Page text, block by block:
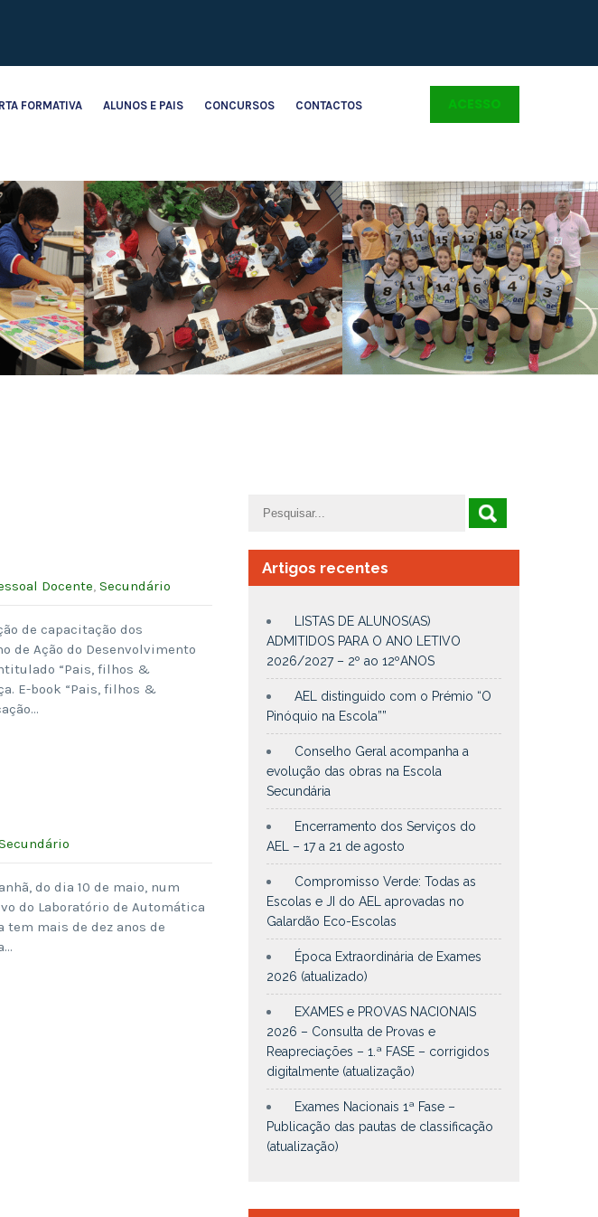
FORMATIVA ALUNOS E PAIS CONCURSOS CONTACTOS ACESSO
Docente, Secundário
de capacitação dos
de Ação do Desenvolvimento
“Pais, filhos &
E-book “Pais, filhos &
do dia 10 de maio, num
do Laboratório de Automática
tem mais de dez anos de
Artigos recentes
LISTAS DE ALUNOS(AS)
ADMITIDOS PARA O ANO LETIVO
2026/2027 – 2º ao 12ºANOS
AEL distinguido com o Prémio “O
Pinóquio na Escola””
Conselho Geral acompanha a
evolução das obras na Escola
Secundária
Encerramento dos Serviços do
AEL – 17 a 21 de agosto
Compromisso Verde: Todas as
Escolas e JI do AEL aprovadas no
Galardão Eco-Escolas
Época Extraordinária de Exames
2026 (atualizado)
EXAMES e PROVAS NACIONAIS
2026 – Consulta de Provas e
Reapreciações – 1.ª FASE – corrigidos
digitalmente (atualização)
Exames Nacionais 1ª Fase –
Publicação das pautas de classificação
(atualização)